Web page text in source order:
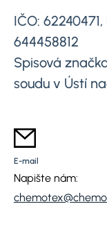
IČO:
644458812
Spisová
soudu v Ústí
E-mail
Napište nám: